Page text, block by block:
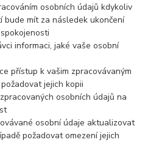
osobních údajů kdykoliv
bude mít za následek ukončení
informaci, jaké vaše osobní
přístup k vašim zpracovávaným
jejich kopii
osobních údajů na
osobní údaje aktualizovat
požadovat omezení jejich